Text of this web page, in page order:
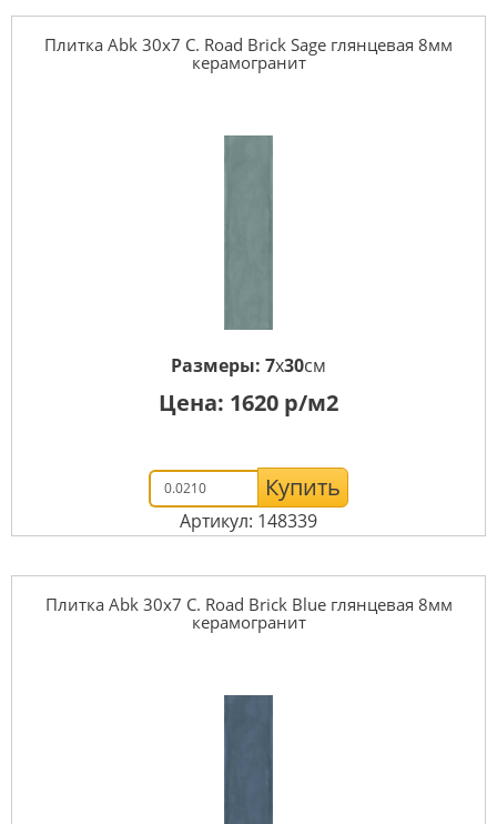
Плитка Abk 30x7 C. Road Brick Sage глянцевая 8мм
керамогранит
Размеры: 7x30см
Цена: 1620 р/м2
Купить
Артикул: 148339
Плитка Abk 30x7 C. Road Brick Blue глянцевая 8мм
керамогранит